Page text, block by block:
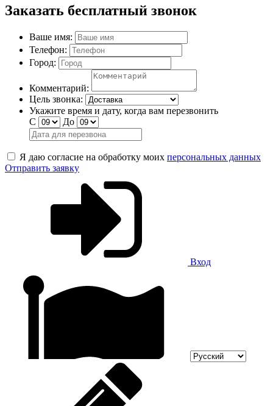
Заказать бесплатный звонок
Ваше имя:
Телефон:
Город:
Комментарий:
Цель звонка:
Укажите время и дату, когда вам перезвонить
С
До
Я даю согласие на обработку моих персональных данных
Отправить заявку
Вход